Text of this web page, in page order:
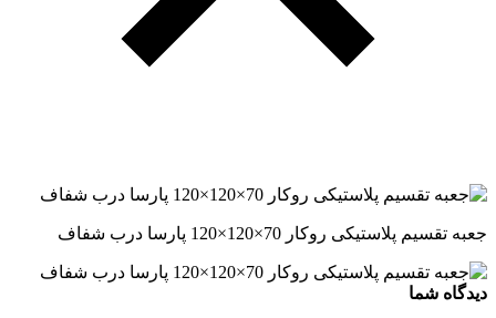
جعبه تقسیم پلاستیکی روکار 70×120×120 پارسا درب شفاف
دیدگاه شما